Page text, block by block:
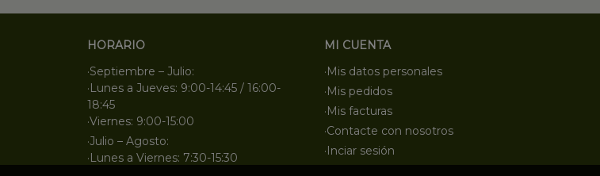
HORARIO
·Septiembre – Julio:
·Lunes a Jueves: 9:00-14:45 / 16:00-
18:45
·Viernes: 9:00-15:00
·Julio – Agosto:
·Lunes a Viernes: 7:30-15:30
MI CUENTA
·Mis datos personales
·Mis pedidos
·Mis facturas
·Contacte con nosotros
·Inciar sesión